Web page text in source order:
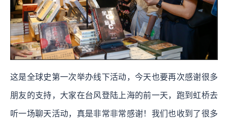
这是全球史第一次举办线下活动，今天也要再次感谢很多
朋友的支持，大家在台风登陆上海的前一天，跑到虹桥去
听一场聊天活动，真是非常非常感谢！我们也收到了很多